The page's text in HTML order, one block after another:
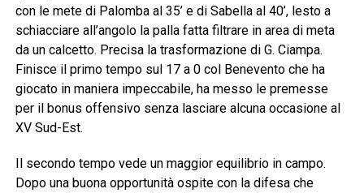
con le mete di Palomba al 35’ e di Sabella al 40’, lesto a
schiacciare all’angolo la palla fatta filtrare in area di meta
da un calcetto. Precisa la trasformazione di G. Ciampa.
Finisce il primo tempo sul 17 a 0 col Benevento che ha
giocato in maniera impeccabile, ha messo le premesse
per il bonus offensivo senza lasciare alcuna occasione al
XV Sud-Est.
Il secondo tempo vede un maggior equilibrio in campo.
Dopo una buona opportunità ospite con la difesa che